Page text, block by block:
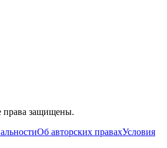
права защищены.
Об авторских правахУсловия